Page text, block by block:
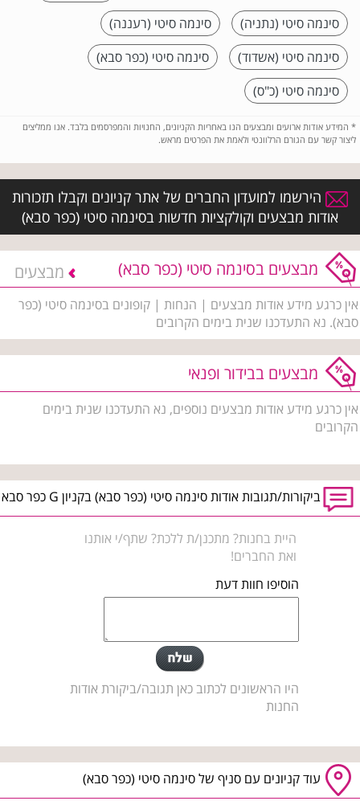
סינמה סיטי (נתניה)
סינמה סיטי (רעננה)
סינמה סיטי (אשדוד)
סינמה סיטי (כפר סבא)
סינמה סיטי (כ"ס)
* המידע אודות ארועים ומבצעים הנו באחריות הקניונים, החנויות והמפרסמים בלבד. אנו ממליצים
ליצור קשר עם הגורם הרלוונטי ולאמת את הפרטים מראש.
הירשמו למועדון החברים של אתר קניונים וקבלו תזכורות
אודות מבצעים וקולקציות חדשות בסינמה סיטי (כפר סבא)
מבצעים בסינמה סיטי (כפר סבא) מבצעים
אין כרגע מידע אודות מבצעים | הנחות | קופונים בסינמה סיטי (כפר
סבא). נא התעדכנו שנית בימים הקרובים
מבצעים בבידור ופנאי
אין כרגע מידע אודות מבצעים נוספים, נא התעדכנו שנית בימים
הקרובים
ביקורות/תגובות אודות סינמה סיטי (כפר סבא) בקניון G כפר סבא
היית בחנות? מתכנן/ת ללכת? שתף/י אותנו
ואת החברים!
הוסיפו חוות דעת
היו הראשונים לכתוב כאן תגובה/ביקורת אודות
החנות
עוד קניונים עם סניף של סינמה סיטי (כפר סבא)